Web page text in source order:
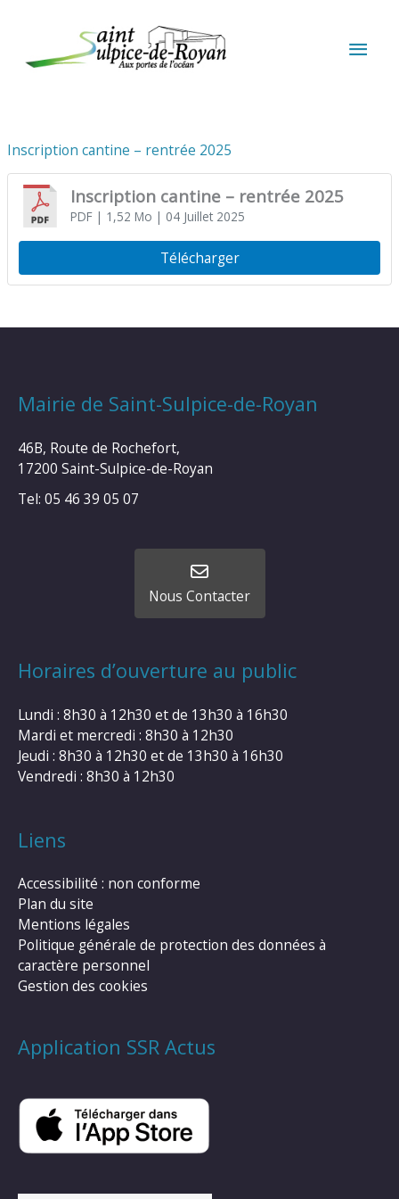
Inscription cantine – rentrée 2025
Inscription cantine – rentrée 2025
PDF| 1,52 Mo | 04 Juillet 2025
Télécharger
Mairie de Saint-Sulpice-de-Royan
46B, Route de Rochefort,
17200 Saint-Sulpice-de-Royan
Tel: 05 46 39 05 07
Nous Contacter
Horaires d’ouverture au public
Lundi : 8h30 à 12h30 et de 13h30 à 16h30
Mardi et mercredi : 8h30 à 12h30
Jeudi : 8h30 à 12h30 et de 13h30 à 16h30
Vendredi : 8h30 à 12h30
Liens
Accessibilité : non conforme
Plan du site
Mentions légales
Politique générale de protection des données à
caractère personnel
Gestion des cookies
Application SSR Actus